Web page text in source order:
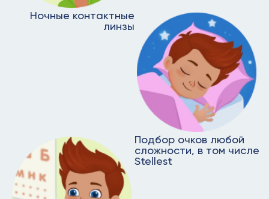
Ночные контактные
линзы
Подбор очков любой
сложности, в том числе
Stellest